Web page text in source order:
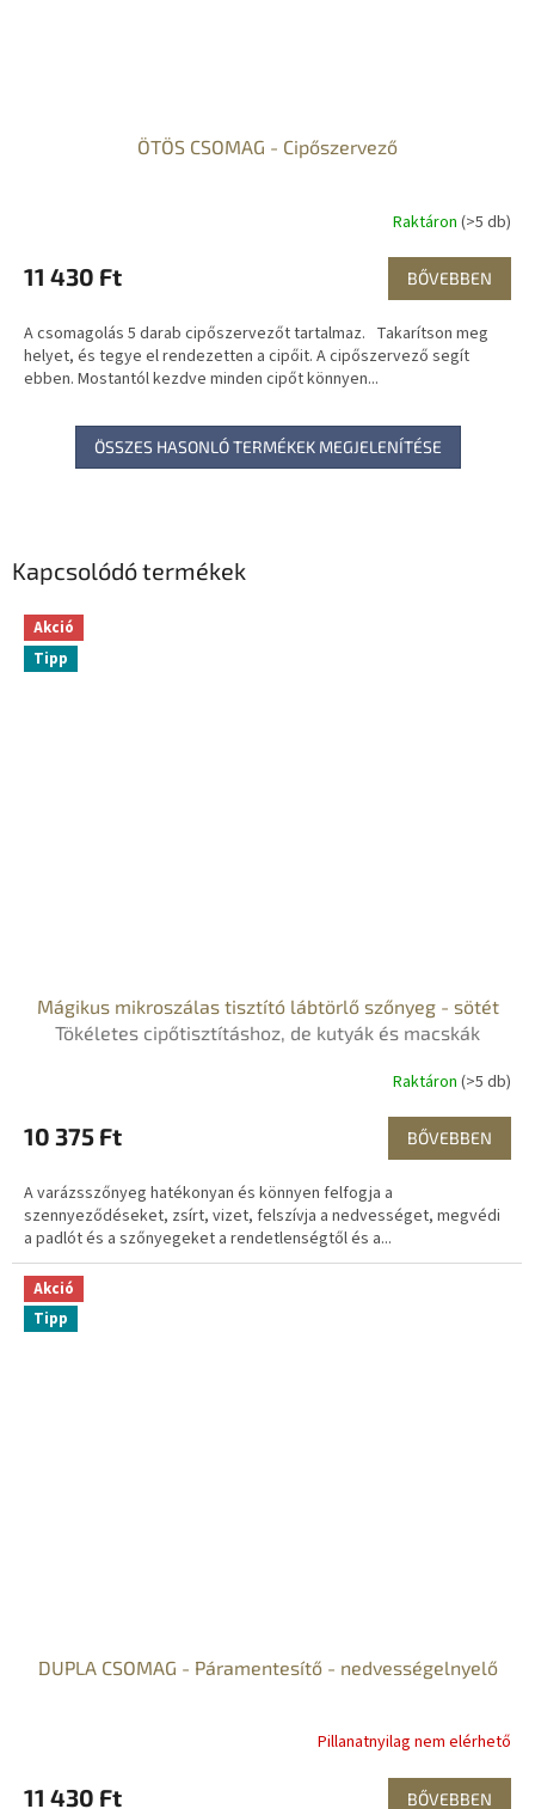
Kapcsolódó termékek
Akció
Tipp
Mágikus mikroszálas tisztító lábtörlő szőnyeg - sötét
Tökéletes cipőtisztításhoz, de kutyák és macskák
Raktáron (>5 db)
10 375 Ft BŐVEBBEN
A varázsszőnyeg hatékonyan és könnyen felfogja a
szennyeződéseket, zsírt, vizet, felszívja a nedvességet, megvédi
a padlót és a szőnyegeket a rendetlenségtől és a...
Akció
Tipp
DUPLA CSOMAG - Páramentesítő - nedvességelnyelő
Pillanatnyilag nem elérhető
11 430 Ft BŐVEBBEN
ÖTÖS CSOMAG - Cipőszervező
Raktáron (>5 db)
11 430 Ft BŐVEBBEN
A csomagolás 5 darab cipőszervezőt tartalmaz. Takarítson meg
helyet, és tegye el rendezetten a cipőit. A cipőszervező segít
ebben. Mostantól kezdve minden cipőt könnyen...
ÖSSZES HASONLÓ TERMÉKEK MEGJELENÍTÉSE